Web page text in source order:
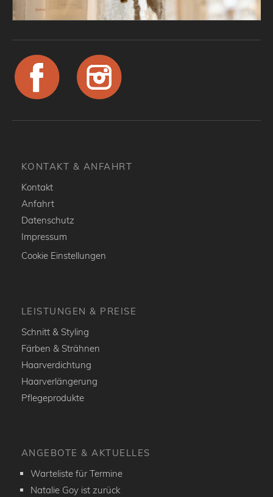
KONTAKT & ANFAHRT
Kontakt
Anfahrt
Datenschutz
Impressum
Cookie Einstellungen
LEISTUNGEN & PREISE
Schnitt & Styling
Färben & Strähnen
Haarverdichtung
Haarverlängerung
Pflegeprodukte
ANGEBOTE & AKTUELLES
Warteliste für Termine
Natalie Goy ist zurück